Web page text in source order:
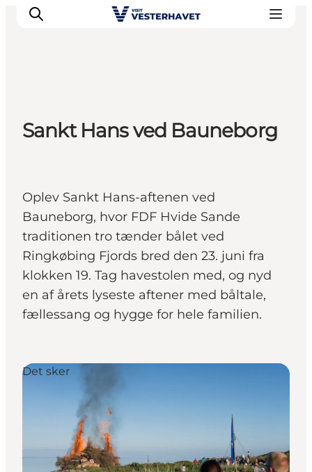
Det sker
Oplevelser
Køb billet
Planlæg din ferie
Sankt Hans ved Bauneborg
Oplev Sankt Hans-aftenen ved
Bauneborg, hvor FDF Hvide Sande
traditionen tro tænder bålet ved
Ringkøbing Fjords bred den 23. juni fra
klokken 19. Tag havestolen med, og nyd
en af årets lyseste aftener med båltale,
fællessang og hygge for hele familien.
Det sker